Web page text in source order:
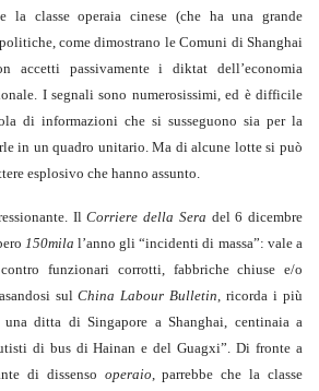
la classe operaia cinese (che ha una grande
come dimostrano le Comuni di Shanghai
accetti passivamente i diktat dell’economia
I segnali sono numerosissimi, ed è difficile
di informazioni che si susseguono sia per la
in un quadro unitario. Ma di alcune lotte si può
esplosivo che hanno assunto.
IlCorriere della Sera del 6 dicembre
150mila l’anno gli “incidenti di massa”: vale a
funzionari corrotti, fabbriche chiuse e/o
sulChina Labour Bulletin, ricorda i più
ditta di Singapore a Shanghai, centinaia a
di bus di Hainan e del Guagxi”. Di fronte a
di dissenso operaio, parrebbe che la classe